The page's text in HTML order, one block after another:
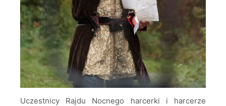
Uczestnicy Rajdu Nocnego harcerki i harcerze